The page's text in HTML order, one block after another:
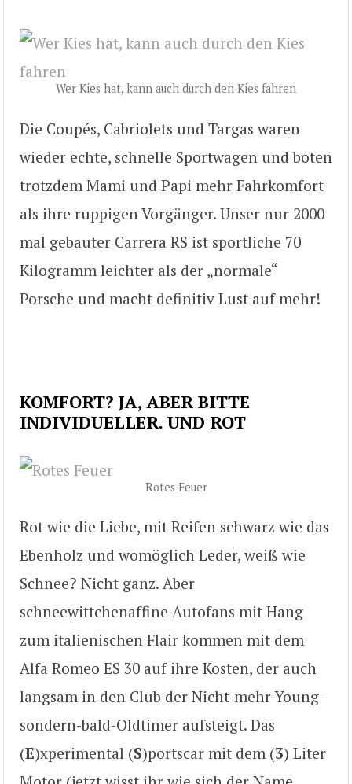
Wer Kies hat, kann auch durch den Kies fahren
Die Coupés, Cabriolets und Targas waren
wieder echte, schnelle Sportwagen und boten
trotzdem Mami und Papi mehr Fahrkomfort
als ihre ruppigen Vorgänger. Unser nur 2000
mal gebauter Carrera RS ist sportliche 70
Kilogramm leichter als der „normale“
Porsche und macht definitiv Lust auf mehr!
KOMFORT? JA, ABER BITTE
INDIVIDUELLER. UND ROT
Rotes Feuer
Rot wie die Liebe, mit Reifen schwarz wie das
Ebenholz und womöglich Leder, weiß wie
Schnee? Nicht ganz. Aber
schneewittchenaffine Autofans mit Hang
zum italienischen Flair kommen mit dem
Alfa Romeo ES 30 auf ihre Kosten, der auch
langsam in den Club der Nicht-mehr-Young-
sondern-bald-Oldtimer aufsteigt. Das
(E)xperimental (S)portscar mit dem (3) Liter